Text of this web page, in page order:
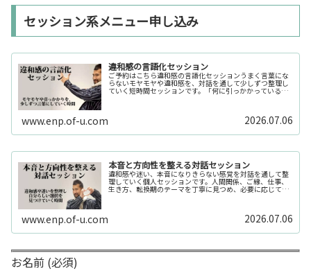
セッション系メニュー申し込み
違和感の言語化セッション
ご予約はこちら違和感の言語化セッションうまく言葉にな
らないモヤモヤや違和感を、対話を通して少しずつ整理し
ていく短時間セッションです。「何に引っかかっているの
www.enp.of-u.com 2026.07.06
本音と方向性を整える対話セッション
違和感や迷い、本音になりきらない感覚を対話を通して整
理していく個人セッションです。人間関係、ご縁、仕事、
生き方、転換期のテーマを丁寧に見つめ、必要に応じてカ
www.enp.of-u.com 2026.07.06
お名前 (必須)